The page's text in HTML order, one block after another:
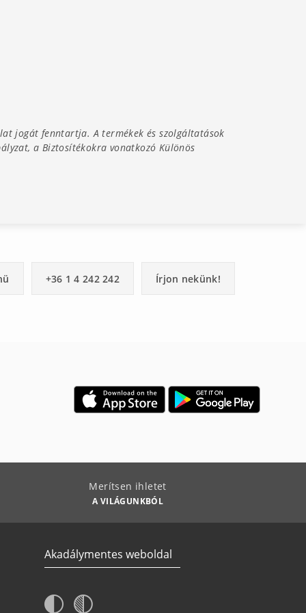
jogát fenntartja. A termékek és szolgáltatások
a Biztosítékokra vonatkozó Különös
+36 1 4 242 242 Írjon nekünk!
Merítsen ihletet
A VILÁGUNKBÓL
Akadálymentes weboldal